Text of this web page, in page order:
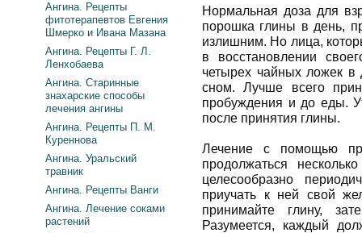
Нормальная доза для
порошка глины в день,
излишним. Но лица,
в восстановлении
четырех чайных ложек
сном. Лучше всего
пробуждения и до еды.
после принятия глины.
Лечение с помощью
продолжаться
целесообразно
приучать к ней свой
принимайте глину,
Разумеется, каждый
Ангина. Рецепты
фитотерапевтов Евгения
Шмерко и Ивана Мазана
Ангина. Рецепты Г. Л.
Ленхобаева
Ангина. Старинные
знахарские способы
лечения ангины
Ангина. Рецепты П. М.
Куреннова
Ангина. Уральский
травник
Ангина. Рецепты Ванги
Ангина. Лечение соками
растений